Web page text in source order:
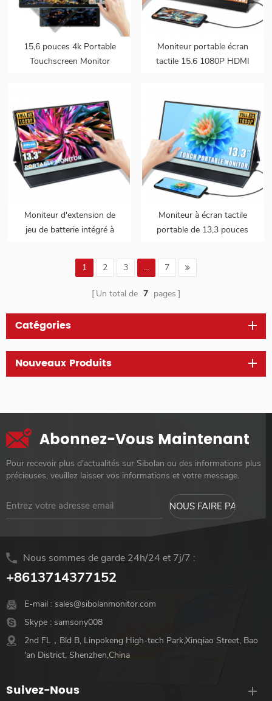
15,6 pouces 4k Portable
Touchscreen Monitor
téléphones portables PC
portable
Moniteur portable écran
tactile 15.6 1080P HDMI
voyage deuxième moniteur
pour ordinateur portable
Moniteur d'extension de
jeu de batterie intégré à
1080p avec interface de
type C à fonctions
Moniteur à écran tactile
portable de 13,3 pouces
portable PS5 avec entrées
HDMI et USB de type C
1 2 3 ... 7
Un total de 7 pages
Catégories
Nouveaux Produits
Abonnez-Vous Maintenant
Pour recevoir plus d'actualités sur Sibolan ou des informations plus
précieuses, veuillez laisser vos informations et votre message.
Nous sommes de garde 24h/24 et 7j/7 :
+8613714377152
E-mail : sales@sibolanmonitor.com
Skype : samsony008
2nd FL，Bld B, Linpokeng High-tech Park,Xinqiao Street, Bao
'an District, Shenzhen,China
Suivez-Nous